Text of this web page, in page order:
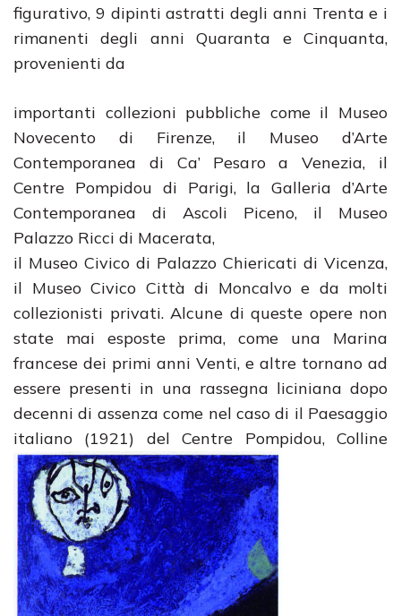
figurativo, 9 dipinti astratti degli anni Trenta e i
rimanenti degli anni Quaranta e Cinquanta,
provenienti da
importanti collezioni pubbliche come il Museo
Novecento di Firenze, il Museo d’Arte
Contemporanea di Ca’ Pesaro a Venezia, il
Centre Pompidou di Parigi, la Galleria d’Arte
Contemporanea di Ascoli Piceno, il Museo
Palazzo Ricci di Macerata,
il Museo Civico di Palazzo Chiericati di Vicenza,
il Museo Civico Città di Moncalvo e da molti
collezionisti privati. Alcune di queste opere non
state mai esposte prima, come una Marina
francese dei primi anni Venti, e altre tornano ad
essere presenti in una rassegna liciniana dopo
decenni di assenza come nel caso di il Paesaggio
italiano (1921) del Centre Pompidou, Colline